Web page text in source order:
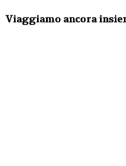
Viaggiamo ancora